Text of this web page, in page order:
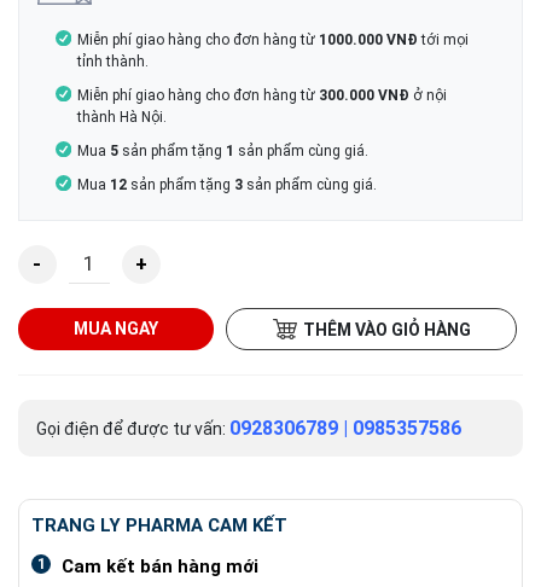
Miễn phí giao hàng cho đơn hàng từ 1000.000 VNĐ tới mọi
tỉnh thành.
Miễn phí giao hàng cho đơn hàng từ 300.000 VNĐ ở nội
thành Hà Nội.
Mua 5 sản phẩm tặng 1 sản phẩm cùng giá.
Mua 12 sản phẩm tặng 3 sản phẩm cùng giá.
Siro Traly Memo kích thích ăn ngon, tăng đề kháng cho bé
THÊM VÀO GIỎ HÀNG
MUA NGAY
Gọi điện để được tư vấn: 0928306789 | 0985357586
TRANG LY PHARMA CAM KẾT
1 Cam kết bán hàng mới